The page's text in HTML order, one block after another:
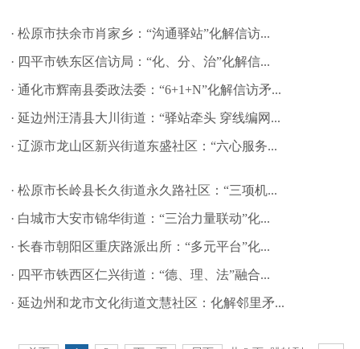
· 松原市扶余市肖家乡：“沟通驿站”化解信访...
· 四平市铁东区信访局：“化、分、治”化解信...
· 通化市辉南县委政法委：“6+1+N”化解信访矛...
· 延边州汪清县大川街道：“驿站牵头 穿线编网...
· 辽源市龙山区新兴街道东盛社区：“六心服务...
· 松原市长岭县长久街道永久路社区：“三项机...
· 白城市大安市锦华街道：“三治力量联动”化...
· 长春市朝阳区重庆路派出所：“多元平台”化...
· 四平市铁西区仁兴街道：“德、理、法”融合...
· 延边州和龙市文化街道文慧社区：化解邻里矛...